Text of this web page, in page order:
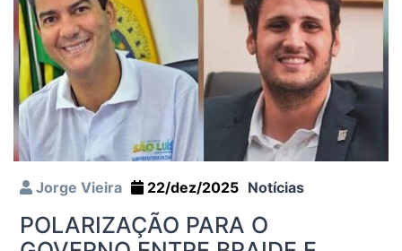
Jorge Vieira 22/dez/2025 Notícias
POLARIZAÇÃO PARA O